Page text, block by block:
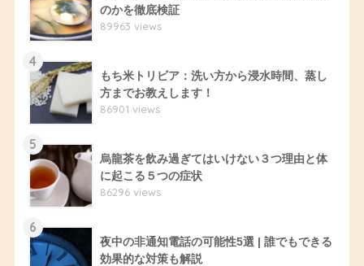
のかを徹底検証
89963 views
4
もち米トリビア：洗い方から浸水時間、蒸し
方までお教えします！
86901 views
5
烏龍茶を飲み過ぎてはいけない３つ理由と体
に起こる５つの症状
86296 views
6
夜中の非通知電話の可能性5選 | 誰でもできる
効果的な対策も解説